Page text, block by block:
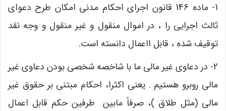
1- ماده 146 قانون اجرای احکام مدنی امکان طرح دعوای
ثالث اجرایی را ، در اموال منقول و غیر منقول و وجه نقد
توقیف شده ، قابل ااعمال دانسته است.
2- در دعاوی غیر مالی ما با شاخصه شخصی بودن دعاوی غیر
مالی روبرو هستیم . یعنی اکثرا، احکام مبتنی بر حقوق غیر
مالی (مثل طلاق )، صرفاً مابین طرفین حکم قابل اعمال